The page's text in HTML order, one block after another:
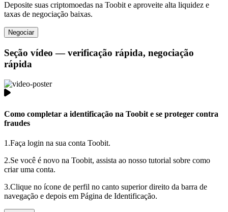
Deposite suas criptomoedas na Toobit e aproveite alta liquidez e
taxas de negociação baixas.
Negociar
Seção vídeo — verificação rápida, negociação
rápida
Como completar a identificação na Toobit e se proteger contra
fraudes
1.Faça login na sua conta Toobit.
2.Se você é novo na Toobit, assista ao nosso tutorial sobre como
criar uma conta.
3.Clique no ícone de perfil no canto superior direito da barra de
navegação e depois em Página de Identificação.